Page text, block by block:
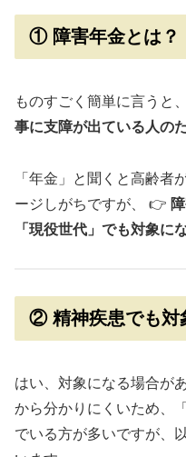
① 障害年金とは？
ものすごく簡単に言うと
事に支障が出ている人の
「年金」と聞くと高齢者
ージしがちですが、 👉
「現役世代」でも対象に
② 精神疾患でも対
はい、対象になる場合が
から分かりにくいため、
でいる方が多いですが、